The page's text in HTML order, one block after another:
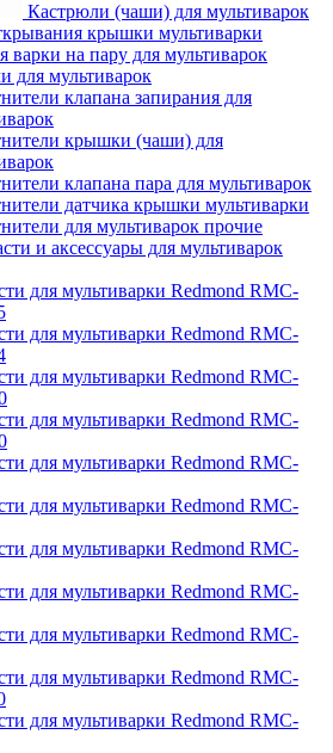
Кастрюли (чаши) для мультиварок
крышки мультиварки
варки на пару для мультиварок
для мультиварок
клапана запирания для
крышки (чаши) для
клапана пара для мультиварок
датчика крышки мультиварки
для мультиварок прочие
и аксессуары для мультиварок
для мультиварки Redmond RMC-
для мультиварки Redmond RMC-
для мультиварки Redmond RMC-
для мультиварки Redmond RMC-
для мультиварки Redmond RMC-
для мультиварки Redmond RMC-
для мультиварки Redmond RMC-
для мультиварки Redmond RMC-
для мультиварки Redmond RMC-
для мультиварки Redmond RMC-
для мультиварки Redmond RMC-